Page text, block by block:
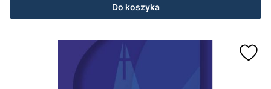
Do koszyka